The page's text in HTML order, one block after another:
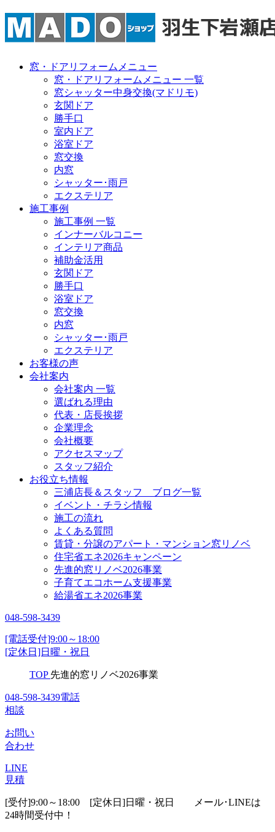
窓・ドアリフォームメニュー
窓・ドアリフォームメニュー 一覧
窓シャッター中身交換(マドリモ)
玄関ドア
勝手口
室内ドア
浴室ドア
窓交換
内窓
シャッター･雨戸
エクステリア
施工事例
施工事例 一覧
インナーバルコニー
インテリア商品
補助金活用
玄関ドア
勝手口
浴室ドア
窓交換
内窓
シャッター･雨戸
エクステリア
お客様の声
会社案内
会社案内 一覧
選ばれる理由
代表・店長挨拶
企業理念
会社概要
アクセスマップ
スタッフ紹介
お役立ち情報
三浦店長＆スタッフ ブログ一覧
イベント・チラシ情報
施工の流れ
よくある質問
賃貸・分譲のアパート・マンション窓リノベ
住宅省エネ2026キャンペーン
先進的窓リノベ2026事業
子育てエコホーム支援事業
給湯省エネ2026事業
048-598-3439
[電話受付]9:00～18:00
[定休日]日曜・祝日
TOP 先進的窓リノベ2026事業
048-598-3439電話
相談
お問い
合わせ
LINE
見積
[受付]9:00～18:00 [定休日]日曜・祝日
メール･LINEは
24時間受付中！